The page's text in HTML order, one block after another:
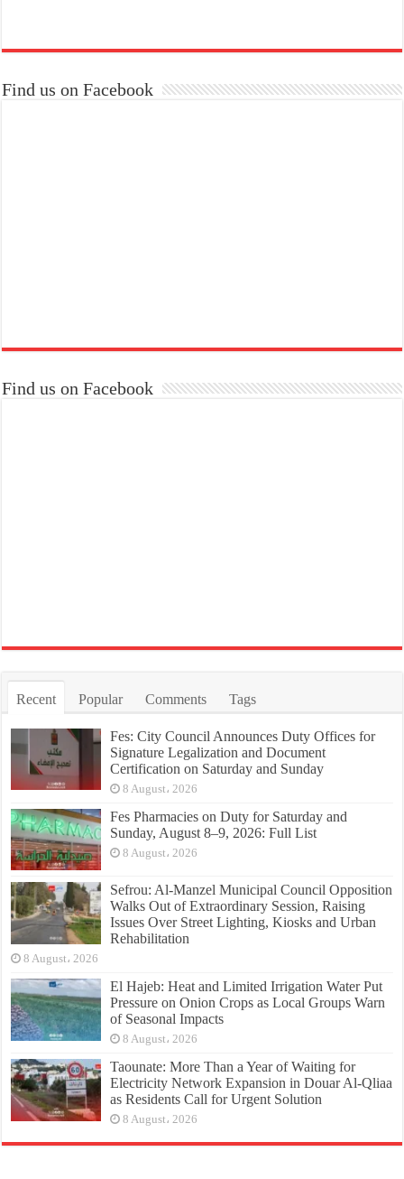
Find us on Facebook
Find us on Facebook
Recent Popular Comments Tags
Fes: City Council Announces Duty Offices for
Signature Legalization and Document
Certification on Saturday and Sunday
8 August، 2026
Fes Pharmacies on Duty for Saturday and
Sunday, August 8–9, 2026: Full List
8 August، 2026
Sefrou: Al-Manzel Municipal Council Opposition
Walks Out of Extraordinary Session, Raising
Issues Over Street Lighting, Kiosks and Urban
Rehabilitation
8 August، 2026
El Hajeb: Heat and Limited Irrigation Water Put
Pressure on Onion Crops as Local Groups Warn
of Seasonal Impacts
8 August، 2026
Taounate: More Than a Year of Waiting for
Electricity Network Expansion in Douar Al-Qliaa
as Residents Call for Urgent Solution
8 August، 2026